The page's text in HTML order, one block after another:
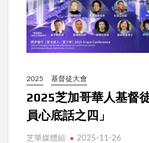
2025 基督徒大會
2025芝加哥華人基督
員心底話之四」
芝華媒體組 2025-11-26